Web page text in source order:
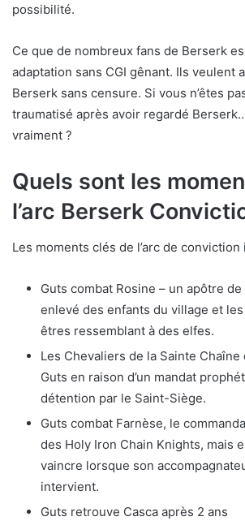
possibilité.
Ce que de nombreux fans de Berserk
adaptation sans CGI gênant. Ils veulent
Berserk sans censure. Si vous n’êtes
traumatisé après avoir regardé
vraiment ?
Quels sont les
l’arc Berserk
Les moments clés de l’arc de conviction
Guts combat Rosine – un apôtre
enlevé des enfants du village et
êtres ressemblant à des elfes.
Les Chevaliers de la Sainte
Guts en raison d’un mandat
détention par le Saint-Siège.
Guts combat Farnèse, le
des Holy Iron Chain Knights, mais
vaincre lorsque son
intervient.
Guts retrouve Casca après 2 ans